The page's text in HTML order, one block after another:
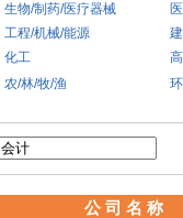
生物/制药/医疗器械
工程/机械/能源
化工
农/林/牧/渔
公 司 名 称